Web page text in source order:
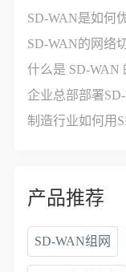
SD-WAN是如何
SD-WAN的网络
什么是 SD-WAN
企业总部部署
制造行业如何用
产品推荐
SD-WAN组网